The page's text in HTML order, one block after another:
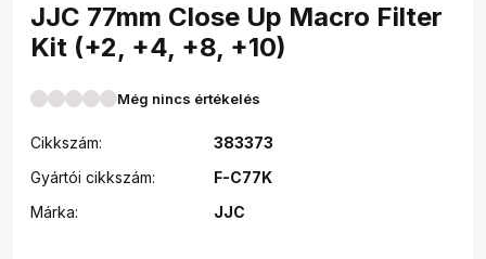
JJC 77mm Close Up Macro Filter
Kit (+2, +4, +8, +10)
Még nincs értékelés
Cikkszám:
383373
Gyártói cikkszám:
F-C77K
Márka:
JJC